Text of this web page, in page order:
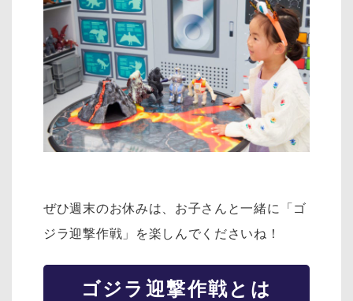
ぜひ週末のお休みは、お子さんと一緒に「ゴ
ジラ迎撃作戦」を楽しんでくださいね！
ゴジラ迎撃作戦とは